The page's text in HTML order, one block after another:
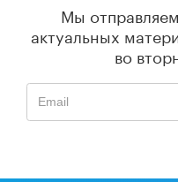
Мы
актуальных
во